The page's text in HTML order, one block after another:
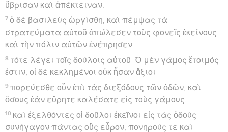
ὕβρισαν καὶ ἀπέκτειναν.
7 ὁ δὲ βασιλεὺς ὠργίσθη, καὶ πέμψας τὰ
στρατεύματα αὐτοῦ ἀπώλεσεν τοὺς φονεῖς ἐκείνους
καὶ τὴν πόλιν αὐτῶν ἐνέπρησεν.
8 τότε λέγει τοῖς δούλοις αὐτοῦ· Ὁ μὲν γάμος ἕτοιμός
ἐστιν, οἱ δὲ κεκλημένοι οὐκ ἦσαν ἄξιοι·
9 πορεύεσθε οὖν ἐπὶ τὰς διεξόδους τῶν ὁδῶν, καὶ
ὅσους ἐὰν εὕρητε καλέσατε εἰς τοὺς γάμους.
10 καὶ ἐξελθόντες οἱ δοῦλοι ἐκεῖνοι εἰς τὰς ὁδοὺς
συνήγαγον πάντας οὓς εὗρον, πονηρούς τε καὶ